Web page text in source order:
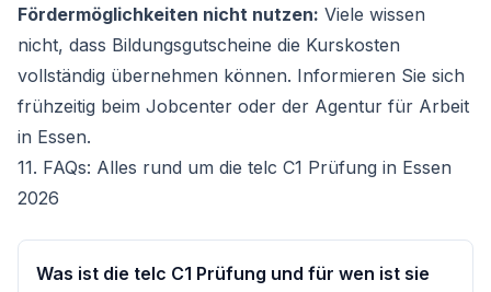
Fördermöglichkeiten nicht nutzen: Viele wissen
nicht, dass Bildungsgutscheine die Kurskosten
vollständig übernehmen können. Informieren Sie sich
frühzeitig beim Jobcenter oder der Agentur für Arbeit
in Essen.
11. FAQs: Alles rund um die telc C1 Prüfung in Essen
2026
Was ist die telc C1 Prüfung und für wen ist sie